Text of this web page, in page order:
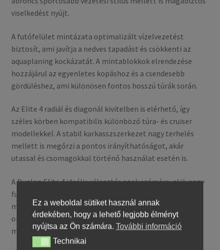
viselkedést nyújt.
A futófelület mintázata optimalizált vízelvezetést
biztosít, ami javítja a nedves tapadást és csökkenti az
aquaplaning kockázatát. A mintablokkok elrendezése
hozzájárul az egyenletes kopáshoz és a csendesebb
gördüléshez, ami különösen fontos hosszú túrák során.
Az Elite 4 radiál és diagonál kivitelben is elérhető, így
széles körben kompatibilis különböző túra- és cruiser
modellekkel. A stabil karkasszszerkezet nagy terhelés
mellett is megőrzi a pontos irányíthatóságot, akár
utassal és csomagokkal történő használat esetén is.
A Dunlop Elite 4 ideális választás azok számára, akik nagy
futásteljesítményt, kiegyensúlyozott kezelhetőséget és
megbízható tapadást keresnek, különösen hosszú
országúti túrákhoz és nehezebb cruiser
motorkerékpárokhoz.
Ez a weboldal sütiket használ annak
érdekében, hogy a lehető legjobb élményt
nyújtsa az Ön számára. További információ
TechnikaiTechnikai